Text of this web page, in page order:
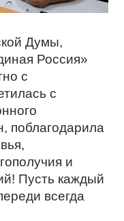
Думы,
Россия»
с
с
поблагодарила
и
Пусть каждый
всегда